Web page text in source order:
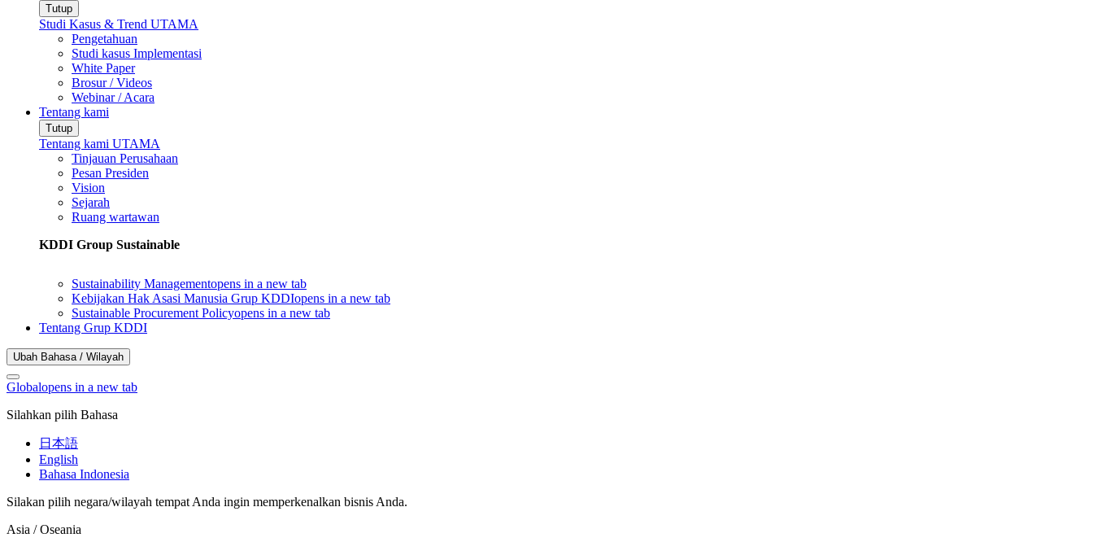
Tutup
Studi Kasus & Trend UTAMA
Pengetahuan
Studi kasus Implementasi
White Paper
Brosur / Videos
Webinar / Acara
Tentang kami
Tutup
Tentang kami UTAMA
Tinjauan Perusahaan
Pesan Presiden
Vision
Sejarah
Ruang wartawan
KDDI Group Sustainable
Sustainability Managementopens in a new tab
Kebijakan Hak Asasi Manusia Grup KDDIopens in a new tab
Sustainable Procurement Policyopens in a new tab
Tentang Grup KDDI
Ubah Bahasa / Wilayah
Globalopens in a new tab
Silahkan pilih Bahasa
日本語
English
Bahasa Indonesia
Silakan pilih negara/wilayah tempat Anda ingin memperkenalkan bisnis Anda.
Asia / Oseania